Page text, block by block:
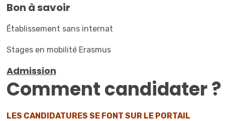
Bon à savoir
Établissement sans internat
Stages en mobilité Erasmus
Admission
Comment candidater ?
LES CANDIDATURES SE FONT SUR LE PORTAIL